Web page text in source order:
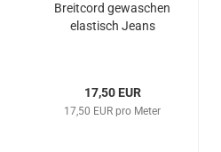
Breitcord gewaschen
elastisch Jeans
17,50 EUR
17,50 EUR pro Meter